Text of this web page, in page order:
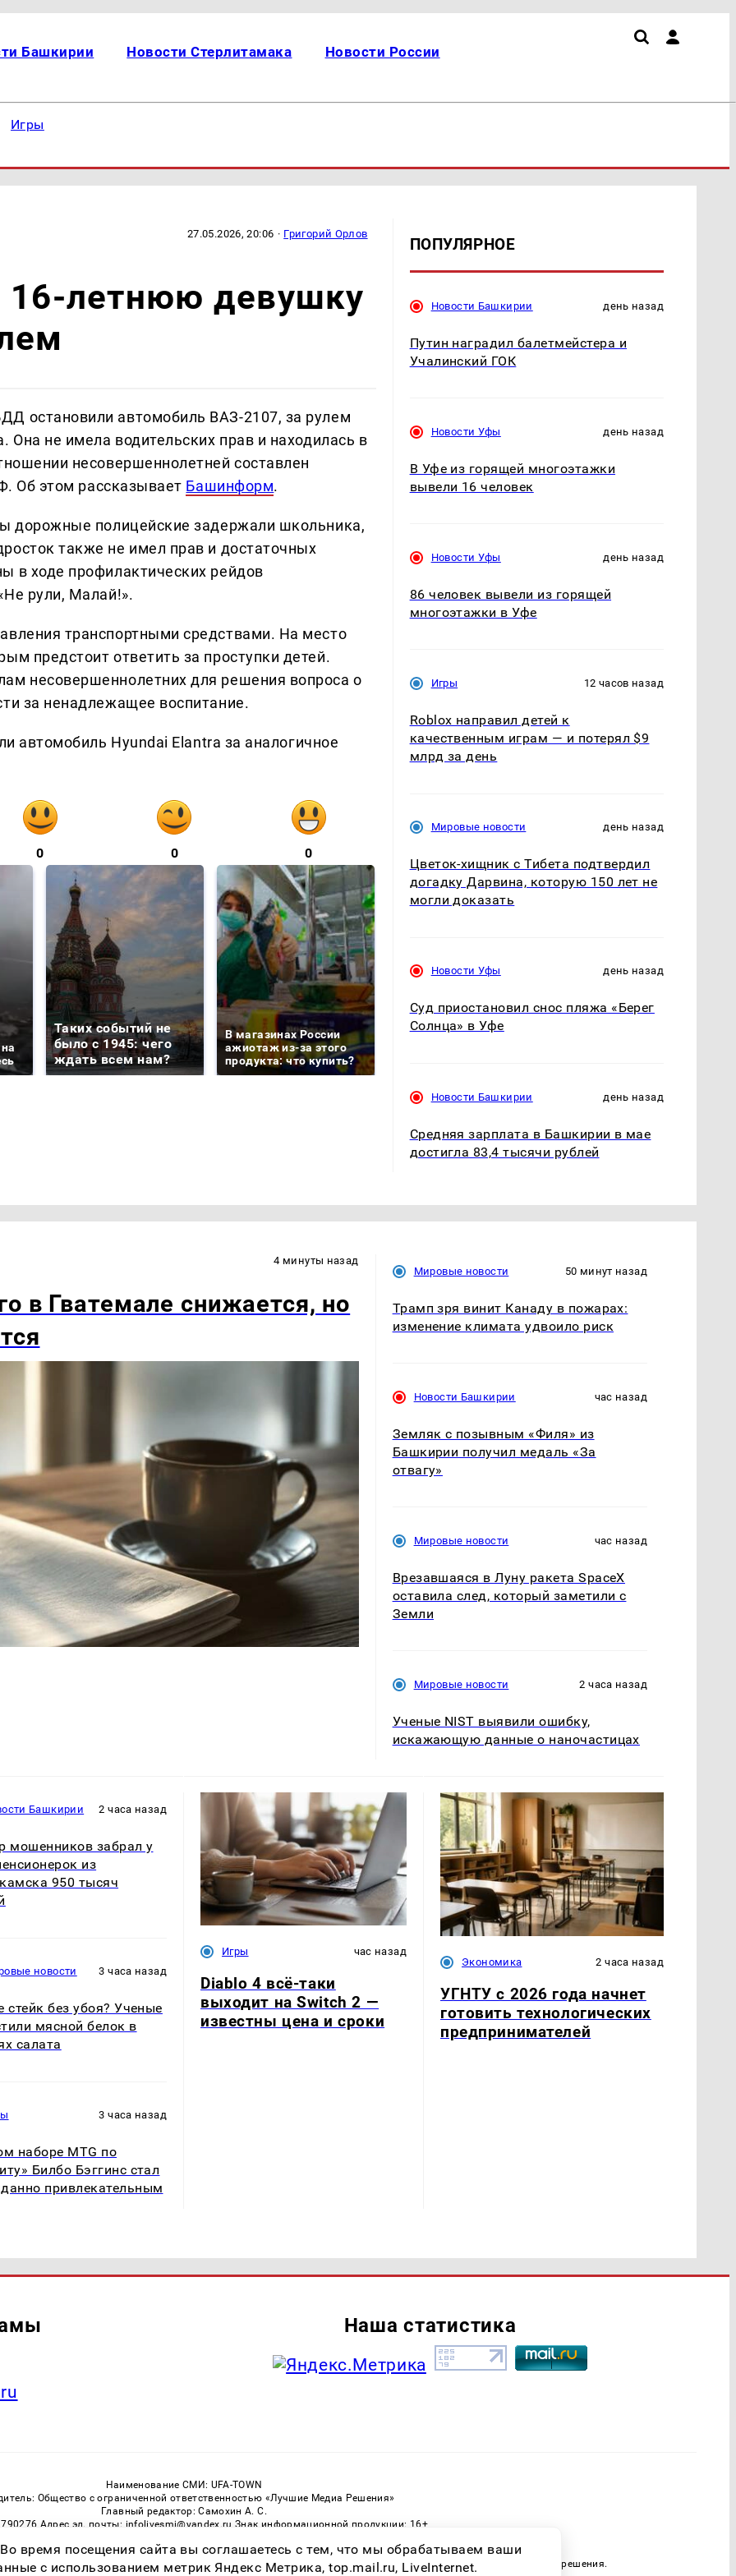
Башкирии Новости Стерлитамака Новости России
Игры
27.05.2026, 20:06 · Григорий Орлов
16-летнюю девушку
остановили автомобиль ВАЗ-2107, за рулем
Она не имела водительских прав и находилась в
несовершеннолетней составлен
Об этом рассказывает Башинформ.
дорожные полицейские задержали школьника,
также не имел прав и достаточных
в ходе профилактических рейдов
рули, Малай!».
транспортными средствами. На место
предстоит ответить за проступки детей.
несовершеннолетних для решения вопроса о
за ненадлежащее воспитание.
автомобиль Hyundai Elantra за аналогичное
0 0 0
Таких событий не
было с 1945: чего
ждать всем нам?
В магазинах России
ажиотаж из-за этого
продукта: что купить?
СМИ: В Химках на
полицейскую
ПОПУЛЯРНОЕ
Новости Башкирии день назад
Путин наградил балетмейстера и
Учалинский ГОК
Новости Уфы день назад
В Уфе из горящей многоэтажки
вывели 16 человек
Новости Уфы день назад
86 человек вывели из горящей
многоэтажки в Уфе
Игры 12 часов назад
Roblox направил детей к
качественным играм — и потерял $9
млрд за день
Мировые новости день назад
Цветок-хищник с Тибета подтвердил
догадку Дарвина, которую 150 лет не
могли доказать
Новости Уфы день назад
Суд приостановил снос пляжа «Берег
Солнца» в Уфе
Новости Башкирии день назад
Средняя зарплата в Башкирии в мае
достигла 83,4 тысячи рублей
4 минуты назад
в Гватемале снижается, но
Мировые новости 50 минут назад
Трамп зря винит Канаду в пожарах:
изменение климата удвоило риск
Новости Башкирии час назад
Земляк с позывным «Филя» из
Башкирии получил медаль «За
отвагу»
Мировые новости час назад
Врезавшаяся в Луну ракета SpaceX
оставила след, который заметили с
Земли
Мировые новости 2 часа назад
Ученые NIST выявили ошибку,
искажающую данные о наночастицах
Башкирии 2 часа назад
мошенников забрал у
из
950 тысяч
новости 3 часа назад
стейк без убоя? Ученые
мясной белок в
салата
3 часа назад
наборе MTG по
Билбо Бэггинс стал
привлекательным
Игры час назад
Diablo 4 всё-таки
выходит на Switch 2 —
известны цена и сроки
Экономика 2 часа назад
УГНТУ с 2026 года начнет
готовить технологических
предпринимателей
Наша статистика
Наименование СМИ: UFA-TOWN
Общество с ограниченной ответственностью «Лучшие Медиа Решения»
Главный редактор: Самохин А. С.
Адрес эл. почты: infolivesmi@yandex.ru Знак информационной продукции: 16+
Регистрационный номер СМИ ЭЛ № ФС 77 — 81149 от 02.06.2021
на Ufa-Town.Ru обязательна. Цитирование в Интернете возможно только при наличии письменного разрешения.
время посещения сайта вы соглашаетесь с тем, что мы обрабатываем ваши
с использованием метрик Яндекс Метрика, top.mail.ru, LiveInternet.